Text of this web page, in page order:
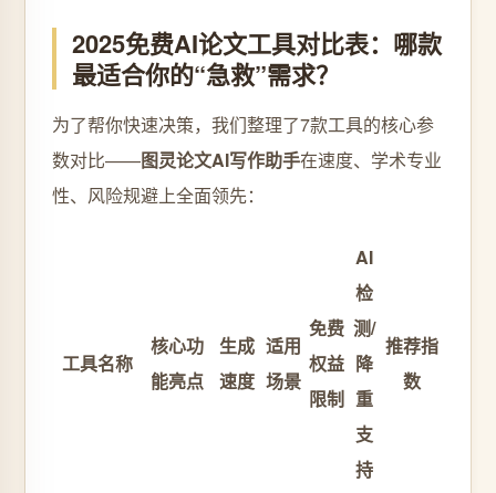
2025免费AI论文工具对比表：哪款
最适合你的“急救”需求？
为了帮你快速决策，我们整理了7款工具的核心参
数对比——图灵论文AI写作助手在速度、学术专业
性、风险规避上全面领先：
工具名称
核心功
能亮点
生成
速度
适用
场景
免费
权益
限制
AI
检
测/
降
重
支
持
推荐指
数